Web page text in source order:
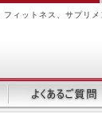
フィットネス、サプリ